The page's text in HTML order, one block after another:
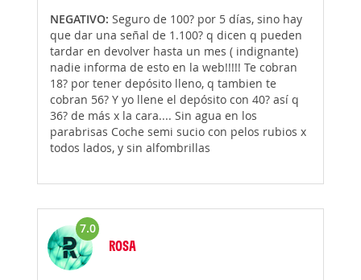
NEGATIVO: Seguro de 100? por 5 días, sino hay
que dar una señal de 1.100? q dicen q pueden
tardar en devolver hasta un mes ( indignante)
nadie informa de esto en la web!!!!! Te cobran
18? por tener depósito lleno, q tambien te
cobran 56? Y yo llene el depósito con 40? así q
36? de más x la cara.... Sin agua en los
parabrisas Coche semi sucio con pelos rubios x
todos lados, y sin alfombrillas
7.0
ROSA